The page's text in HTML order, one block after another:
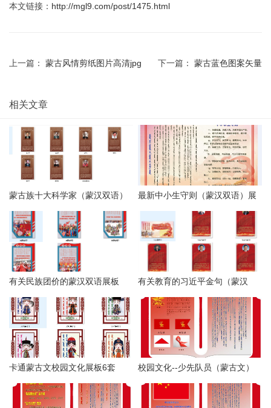
本文链接： http://mgl9.com/post/1475.html
上一篇： 蒙古风情剪纸图片高清jpg 下一篇： 蒙古蓝色图案矢量
相关文章
蒙古族十大科学家（蒙汉双语）
psd
最新中小生守则（蒙汉双语）展
有关民族团价的蒙汉双语展板
psd
有关教育的习近平金句（蒙汉
版）psd高清
卡通蒙古文校园文化展板6套 校园文化--少先队员（蒙古文）